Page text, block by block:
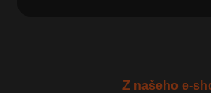
Z našeho e-